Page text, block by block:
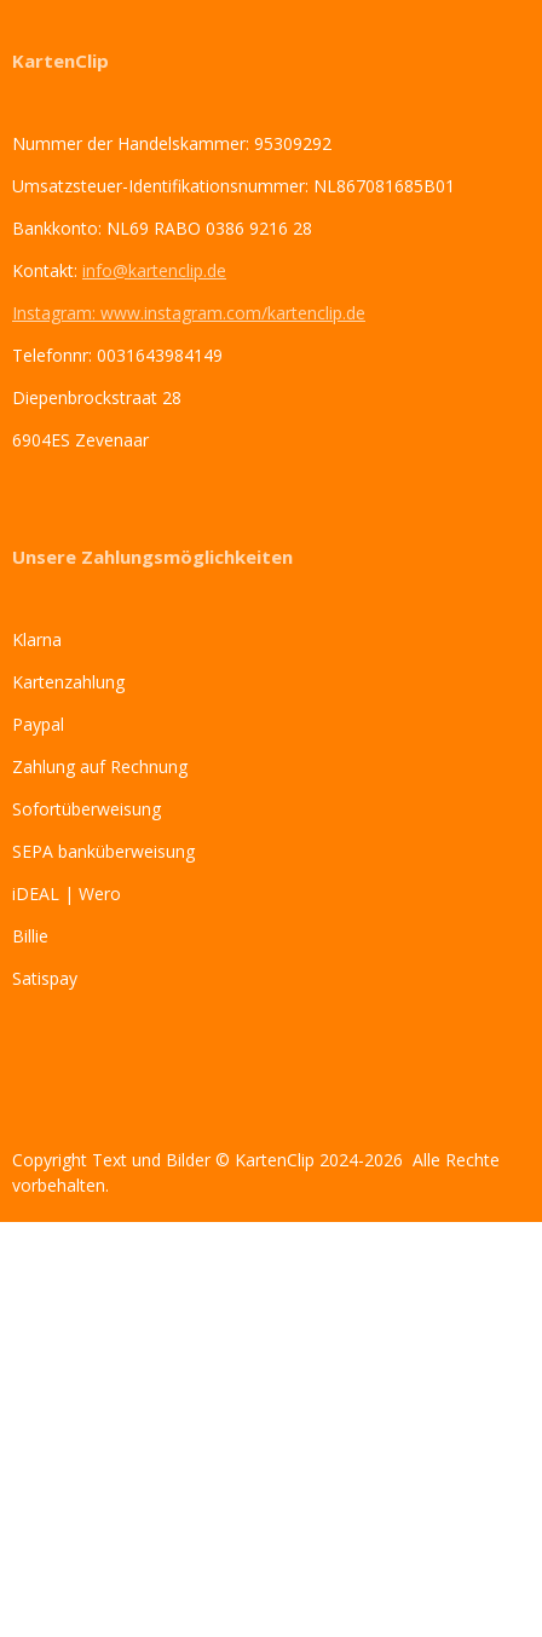
KartenClip
Nummer der Handelskammer: 95309292
Umsatzsteuer-Identifikationsnummer: NL867081685B01
Bankkonto: NL69 RABO 0386 9216 28
Kontakt: info@kartenclip.de
Instagram: www.instagram.com/kartenclip.de
Telefonnr: 0031643984149
Diepenbrockstraat 28
6904ES Zevenaar
Unsere Zahlungsmöglichkeiten
Klarna
Kartenzahlung
Paypal
Zahlung auf Rechnung
Sofortüberweisung
SEPA banküberweisung
iDEAL | Wero
Billie
Satispay
Copyright Text und Bilder © KartenClip 2024-2026 Alle Rechte
vorbehalten.